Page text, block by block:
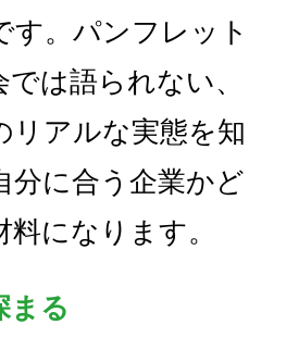
す。パンフレット
は語られない、
リアルな実態を知
分に合う企業かど
になります。
まる